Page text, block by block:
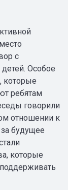
с
детей. Особое
которые
ребятам
говорили
отношении к
будущее
которые